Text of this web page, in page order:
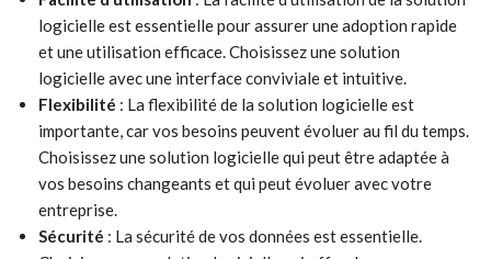
logicielle est essentielle pour assurer une adoption rapide
et une utilisation efficace. Choisissez une solution
logicielle avec une interface conviviale et intuitive.
Flexibilité : La flexibilité de la solution logicielle est
importante, car vos besoins peuvent évoluer au fil du temps.
Choisissez une solution logicielle qui peut être adaptée à
vos besoins changeants et qui peut évoluer avec votre
entreprise.
Sécurité : La sécurité de vos données est essentielle.